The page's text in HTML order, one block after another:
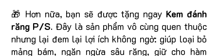
🎁 Hơn nữa, bạn sẽ được tặng ngay Kem đánh
răng P/S. Đây là sản phẩm vô cùng quen thuộc
nhưng lại đem lại lợi ích không ngờ: giúp loại bỏ
mảng bám, ngăn ngừa sâu răng, giữ cho hàm